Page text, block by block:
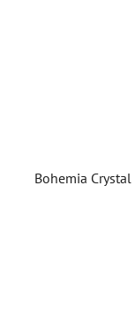
Bohemia